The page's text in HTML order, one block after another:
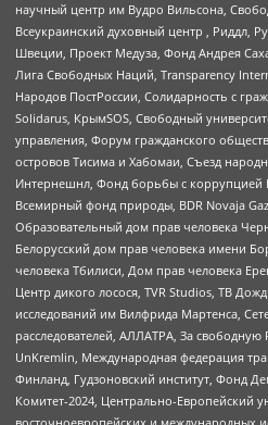
научный центр им Вудро Вильсона,
Всеукраинский духовный центр , Риддл,
Швеции, Проект Медуза, Фонд Андрея
Лига Свободных Наций, Transparеncy
Народов ПостРоссии, Солидарность с
Solidarus, КрымSOS, Свободный
управления, Форум гражданского
островов Тисима и Хабомаи, Съезд
Интернешнл, Фонд борьбы с коррупцией
Всемирный фонд природы, BDR Novaja
Образовательный дом прав человека
Белорусский дом прав человека имени
человека Тбилиси, Дом прав человека
Центр дикого лосося, TVR Studios, ТВ
исследований им Вилфрида Мартенса,
расследователей, АЛЛАТРА, За
UnKremlin, Международная федерация
Финланд, Гудзоновский институт, Фонд
Комитет-2024, Центрально-Европейский